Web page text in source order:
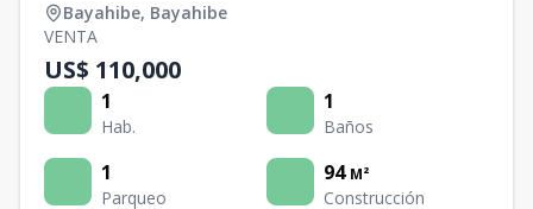
Bayahibe, Bayahibe
VENTA
US$ 110,000
1
Hab.
1
Baños
1
Parqueo
94 M²
Construcción